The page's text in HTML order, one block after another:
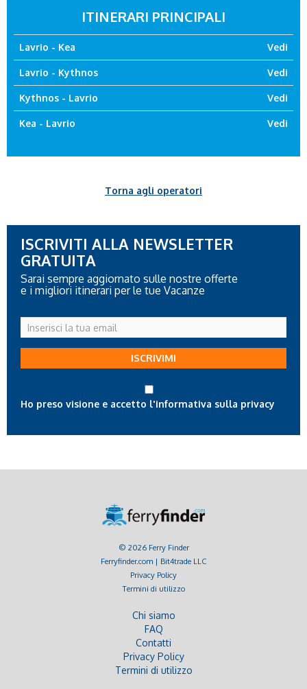
ITINERARI PRINCIPALI
Lavrio - Kea Vedi
Lavrio - Kythnos Vedi
Kythnos - Lavrio Vedi
Kea - Lavrio Vedi
Torna agli operatori
ISCRIVITI ALLA NEWSLETTER
GRATUITA
Sarai sempre aggiornato sulle nostre offerte
e i migliori itinerari per le tue Vacanze
Inserisci
la
tua
ISCRIVIMI
Ho preso visione e accetto l'informativa sulla privacy
© 2026 Ferry Finder
Ferryfinder.com | Bit4trade LLC
Privacy Policy
Termini di utilizzo
Chi siamo
FAQ
Contatti
Privacy Policy
Termini di utilizzo